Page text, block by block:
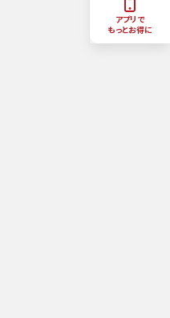
アプリで
もっとお得に